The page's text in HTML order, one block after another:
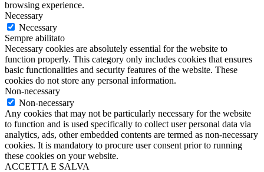
browsing experience.
Necessary
Necessary
Sempre abilitato
Necessary cookies are absolutely essential for the website to
function properly. This category only includes cookies that ensures
basic functionalities and security features of the website. These
cookies do not store any personal information.
Non-necessary
Non-necessary
Any cookies that may not be particularly necessary for the website
to function and is used specifically to collect user personal data via
analytics, ads, other embedded contents are termed as non-necessary
cookies. It is mandatory to procure user consent prior to running
these cookies on your website.
ACCETTA E SALVA